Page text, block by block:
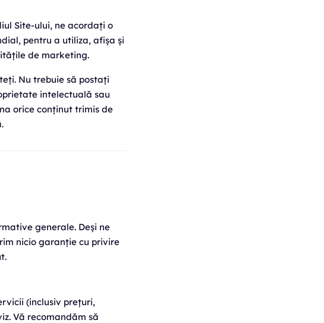
Site-ului, ne acordați o
pentru a utiliza, afișa și
de marketing.
Nu trebuie să postați
intelectuală sau
orice conținut trimis de
generale. Deși ne
nicio garanție cu privire
(inclusiv prețuri,
Vă recomandăm să